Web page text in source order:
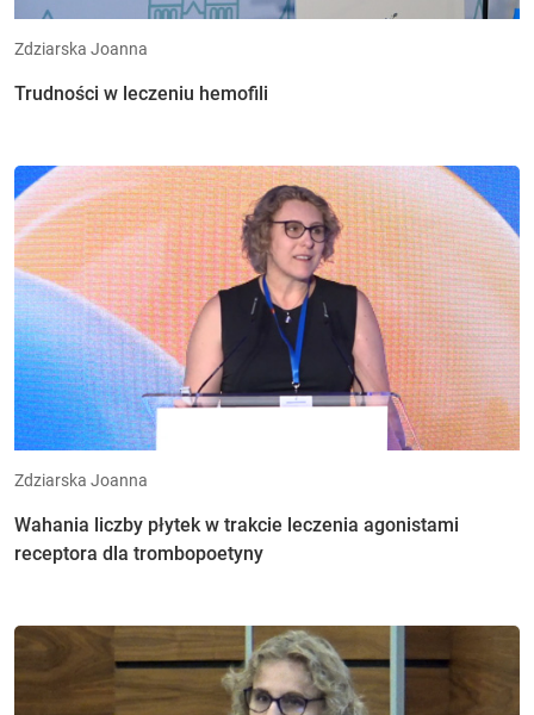
Zdziarska Joanna
Trudności w leczeniu hemofili
Zdziarska Joanna
Wahania liczby płytek w trakcie leczenia agonistami
receptora dla trombopoetyny